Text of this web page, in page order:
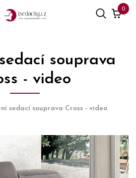
0
souprava
- video
sedací souprava Cross - video